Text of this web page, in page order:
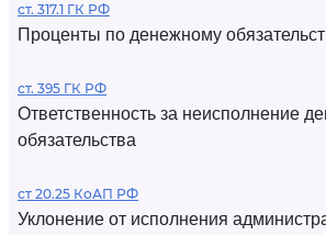
ст. 317.1 ГК РФ
Проценты по денежному
ст. 395 ГК РФ
Ответственность за неисполнение
обязательства
ст 20.25 КоАП РФ
Уклонение от исполнения